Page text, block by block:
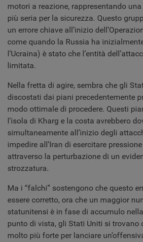
motori a reazione, rappresentando
più seria per la sicurezza. Questo
un errore chiave all’inizio
come quando la Russia ha
l’Ucraina) è stato che l’entità
limitata.
Nella fretta di agire, sembra che gli
discostati dai piani precedentemente
modo ottimale di procedere. Questi
l’isola di Kharg e la costa avrebbero
simultaneamente all’inizio degli
impedire all’Iran di esercitare
attraverso la perturbazione di un
strozzatura.
Ma i “falchi” sostengono che questo
essere corretto, ora che un maggior
statunitensi è in fase di accumulo
punto di vista, gli Stati Uniti si trovano
molto più forte per lanciare